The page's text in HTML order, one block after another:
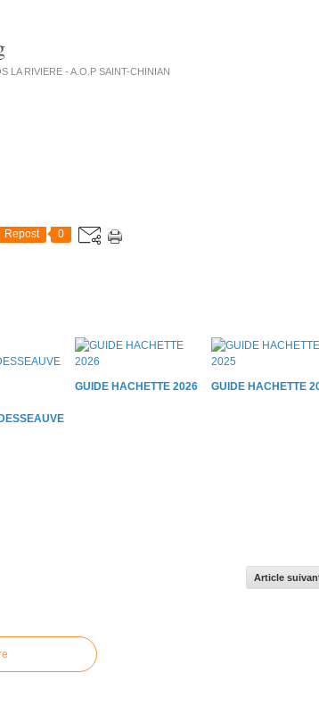
LA RIVIERE - A.O.P SAINT-CHINIAN
Repost 0
GUIDE HACHETTE 2026 GUIDE HACHETTE
Article